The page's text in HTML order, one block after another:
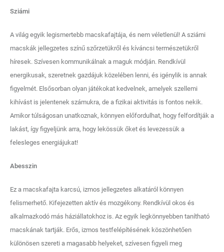
Sziámi
A világ egyik legismertebb macskafajtája, és nem véletlenül! A sziámi
macskák jellegzetes színű szőrzetükről és kíváncsi természetükről
híresek. Szívesen kommunikálnak a maguk módján. Rendkívül
energikusak, szeretnek gazdájuk közelében lenni, és igénylik is annak
figyelmét. Elsősorban olyan játékokat kedvelnek, amelyek szellemi
kihívást is jelentenek számukra, de a fizikai aktivitás is fontos nekik.
Amikor túlságosan unatkoznak, könnyen előfordulhat, hogy felfordítják a
lakást, így figyeljünk arra, hogy lekössük őket és levezessük a
felesleges energiájukat!
Abesszin
Ez a macskafajta karcsú, izmos jellegzetes alkatáról könnyen
felismerhető. Kifejezetten aktív és mozgékony. Rendkívül okos és
alkalmazkodó más háziállatokhoz is. Az egyik legkönnyebben tanítható
macskának tartják. Erős, izmos testfelépítésének köszönhetően
különösen szereti a magasabb helyeket, szívesen figyeli meg